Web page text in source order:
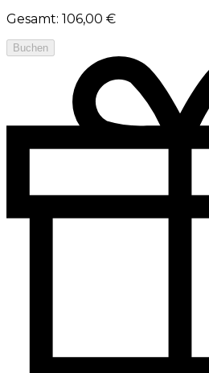
Gesamt: 106,00 €
Buchen